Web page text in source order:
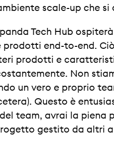
scale-up che
Tech Hub
end-to-end.
prodotti e
Non
un vero e proprio
Questo è
team, avrai la piena
gestito da altri a